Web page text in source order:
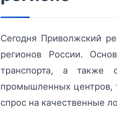
Сегодня Приволжский
регионов России.
транспорта, а также
промышленных центров,
спрос на качественные